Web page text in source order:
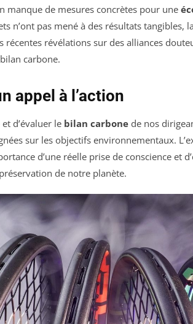
manque de mesures concrètes pour une
n’ont pas mené à des résultats tangibles,
récentes révélations sur des alliances
carbone.
appel à l’action
d’évaluer le bilan carbone de nos
sur les objectifs environnementaux.
d’une réelle prise de conscience et
de notre planète.